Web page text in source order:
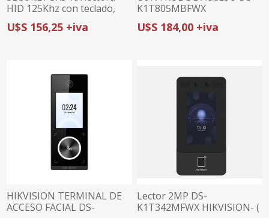
HID 125Khz con teclado,
salida wiegand
U$S 156,25 +iva
K1T805MBFWX
(huella/teclado/tarjeta)
HIKVISION
U$S 184,00 +iva
HIKVISION TERMINAL DE
ACCESO FACIAL DS-
Lector 2MP DS-
K1T342MFWX HIKVISION- (